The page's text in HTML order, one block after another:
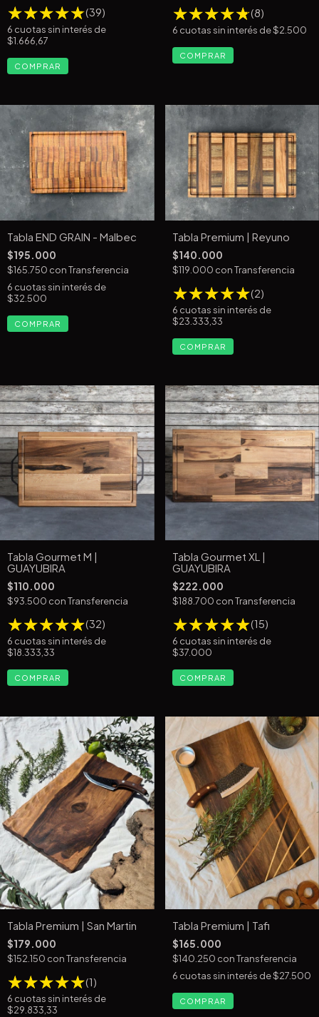
(39)
6 cuotas sin interés de
$1.666,67
(8)
6 cuotas sin interés de$2.500
Tabla END GRAIN - Malbec
$195.000
$165.750 conTransferencia
6 cuotas sin interés de
$32.500
Tabla Premium | Reyuno
$140.000
$119.000 conTransferencia
(2)
6 cuotas sin interés de
$23.333,33
Tabla Gourmet M |
GUAYUBIRA
$110.000
$93.500 conTransferencia
(32)
6 cuotas sin interés de
$18.333,33
Tabla Gourmet XL |
GUAYUBIRA
$222.000
$188.700 conTransferencia
(15)
6 cuotas sin interés de
$37.000
Tabla Premium | San Martin
$179.000
$152.150 conTransferencia
(1)
6 cuotas sin interés de
$29.833,33
Tabla Premium | Tafi
$165.000
$140.250 conTransferencia
6 cuotas sin interés de$27.500